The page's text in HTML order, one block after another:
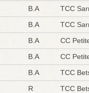
B.A
TCC
B.A
TCC
B.A
CC
B.A
CC
B.A
TCC
R
TCC